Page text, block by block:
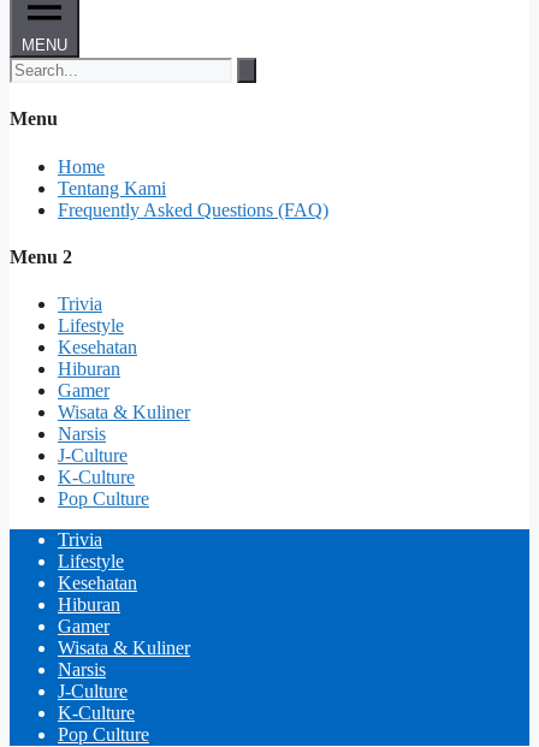
MENU
Menu
Home
Tentang Kami
Frequently Asked Questions (FAQ)
Menu 2
Trivia
Lifestyle
Kesehatan
Hiburan
Gamer
Wisata & Kuliner
Narsis
J-Culture
K-Culture
Pop Culture
Trivia
Lifestyle
Kesehatan
Hiburan
Gamer
Wisata & Kuliner
Narsis
J-Culture
K-Culture
Pop Culture